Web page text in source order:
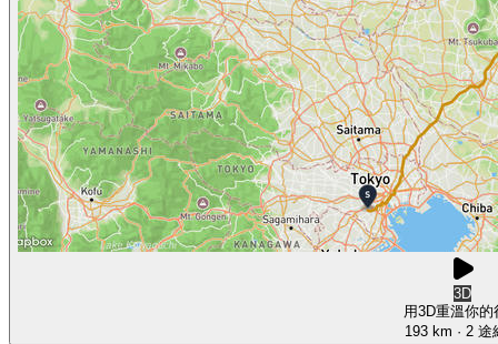
3D
用3D重溫你的
193 km · 2 途